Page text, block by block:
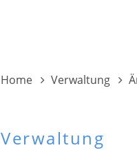
Home Verwaltung
Verwaltung